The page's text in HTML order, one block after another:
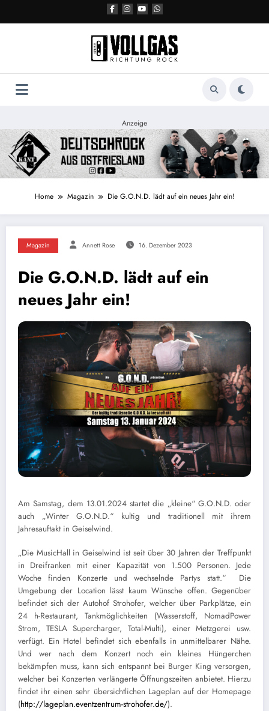
Anzeige
Home Magazin Die G.O.N.D. lädt auf ein neues Jahr ein!
Magazin Annett Rose 16. Dezember 2023
Die G.O.N.D. lädt auf ein
neues Jahr ein!
Am Samstag, dem 13.01.2024 startet die „kleine“ G.O.N.D. oder
auch „Winter G.O.N.D.“ kultig und traditionell mit ihrem
Jahresauftakt in Geiselwind.
„Die MusicHall in Geiselwind ist seit über 30 Jahren der Treffpunkt
in Dreifranken mit einer Kapazität von 1.500 Personen. Jede
Woche finden Konzerte und wechselnde Partys statt.“ Die
Umgebung der Location lässt kaum Wünsche offen. Gegenüber
befindet sich der Autohof Strohofer, welcher über Parkplätze, ein
24 h-Restaurant, Tankmöglichkeiten (Wasserstoff, NomadPower
Strom, TESLA Supercharger, Total-Multi), einer Metzgerei usw.
verfügt. Ein Hotel befindet sich ebenfalls in unmittelbarer Nähe.
Und wer nach dem Konzert noch ein kleines Hüngerchen
bekämpfen muss, kann sich entspannt bei Burger King versorgen,
welcher bei Konzerten verlängerte Öffnungszeiten anbietet. Hierzu
findet ihr einen sehr übersichtlichen Lageplan auf der Homepage
(http://lageplan.eventzentrum-strohofer.de/).